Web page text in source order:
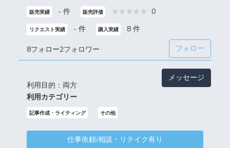
販売実績 - 件 販売評価 0
リクエスト実績 - 件 購入実績 8 件
8フォロー2フォロワー フォロー
利用目的：両方
メッセージ
利用カテゴリー
記事作成・ライティング その他
仕事依頼/相談・リテイク有り